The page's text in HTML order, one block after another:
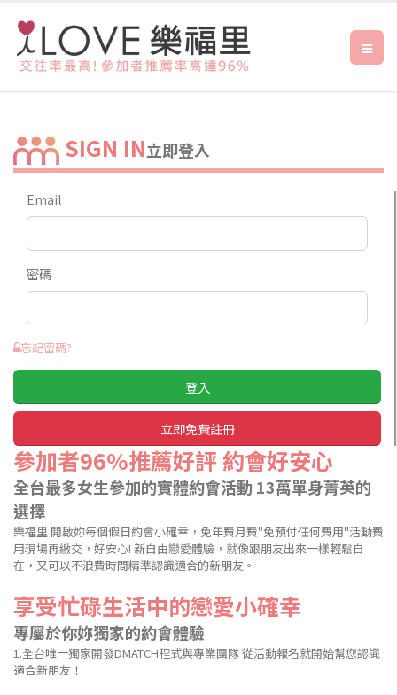
SIGN IN立即登入
Email
密碼
忘記密碼?
登入
立即免費註冊
參加者96%推薦好評 約會好安心
全台最多女生參加的實體約會活動 13萬單身菁英的
選擇
樂福里 開啟妳每個假日約會小確幸，免年費月費"免預付任何費用"活動費
用現場再繳交，好安心! 新自由戀愛體驗，就像跟朋友出來一樣輕鬆自
在，又可以不浪費時間精準認識適合的新朋友。
享受忙碌生活中的戀愛小確幸
專屬於你妳獨家的約會體驗
1.全台唯一獨家開發DMATCH程式與專業團隊 從活動報名就開始幫您認識
適合新朋友！